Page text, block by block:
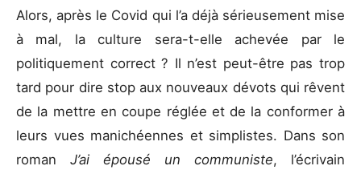
Alors, après le Covid qui l’a déjà sérieusement mise
à mal, la culture sera-t-elle achevée par le
politiquement correct ? Il n’est peut-être pas trop
tard pour dire stop aux nouveaux dévots qui rêvent
de la mettre en coupe réglée et de la conformer à
leurs vues manichéennes et simplistes. Dans son
roman J’ai épousé un communiste, l’écrivain